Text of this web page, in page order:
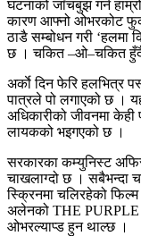
घटनाको जाँचबुझ गर्न
कारण आफ्नो ओभरकोट
ठाडै सम्बोधन गरी ‘हलमा
छ । चकित –ओ–चकित हुँदै
अर्काे दिन फेरि हलभित्र
पात्रले पो लगाएको छ ।
अधिकारीको जीवनमा
लायकको भइगएको छ ।
सरकारका कम्युनिस्ट
चाखलाग्दो छ । सबैभन्दा
स्क्रिनमा चलिरहेको
अलेनको THE PURPLE
ओभरल्याप्ड हुन थाल्छ ।